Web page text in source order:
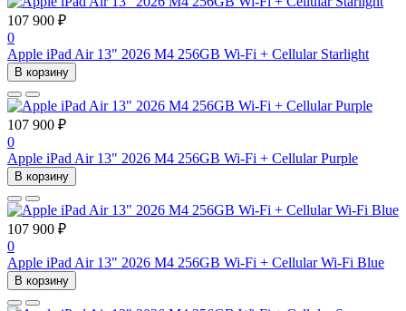
107 900 ₽
0
Apple iPad Air 13" 2026 M4 256GB Wi-Fi + Cellular Starlight
В корзину
107 900 ₽
0
Apple iPad Air 13" 2026 M4 256GB Wi-Fi + Cellular Purple
В корзину
107 900 ₽
0
Apple iPad Air 13" 2026 M4 256GB Wi-Fi + Cellular Wi-Fi Blue
В корзину